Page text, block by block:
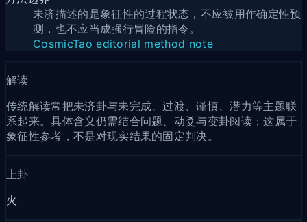
未济描述的是象征性的过程状态，不应被用作确定性预
测，也不应当成强行冒险的指令。
CosmicTao editorial method note
解读
传统解读常把未济卦与未完成、过渡、谨慎、潜力等主题联
系起来。具体含义仍需结合问题、动爻与变卦阅读；这属于
象征性参考，不是对现实结果的固定判决。
上卦
火